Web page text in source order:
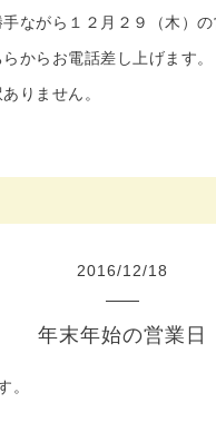
ながら１２月２９（木）の
からお電話差し上げます。
りません。
2016/12/18
年末年始の営業日
。